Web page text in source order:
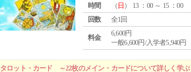
時間
（ 日 ） 13 ：00 ～ 15 ：00
回数
全1回
料金
6,600円
一般6,600円/入学者5,940円
タロット・カード ～22枚のメイン・カードについて詳しく学ぶ